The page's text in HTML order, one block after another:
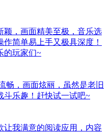
颖，画面精美至极，音乐选
简单易上手又极具深度！
的玩家们~
畅，画面炫丽，虽然是老旧
斗乐趣！赶快试一试吧~
让我满意的阅读应用，内容